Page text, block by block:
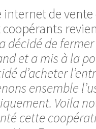
internet de vente
coopérants
décidé de
et a mis à la
d’acheter
ensemble
Voila
cette